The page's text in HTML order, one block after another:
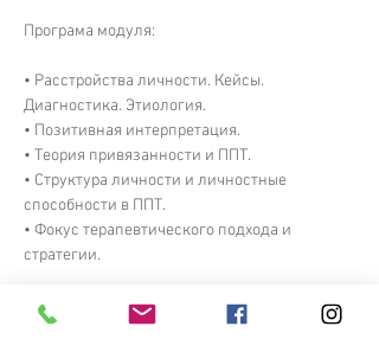
Програма модуля:
• Расстройства личности. Кейсы.
Диагностика. Этиология.
• Позитивная интерпретация.
• Теория привязанности и ППТ.
• Структура личности и личностные
способности в ППТ.
• Фокус терапевтического подхода и
стратегии.
Показать еще